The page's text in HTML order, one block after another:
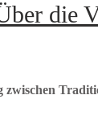
die
zwischen